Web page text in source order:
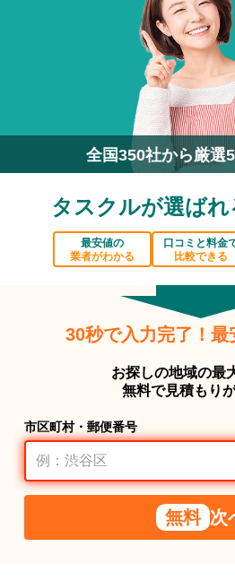
全国350社から厳選
タスクルが選ば
最安値の
業者がわかる
口コミと料金
比較できる
30秒で入力完了！最
お探しの地域の最
無料で見積もり
市区町村・郵便番号
無料 次